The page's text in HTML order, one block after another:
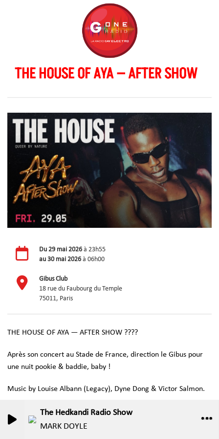
The Hedkandi Radio Show
MARK DOYLE
THE HOUSE OF AYA — AFTER SHOW
0
Du 29 mai 2026 à 23h55
au 30 mai 2026 à 06h00
Gibus Club
18 rue du Faubourg du Temple
75011, Paris
THE HOUSE OF AYA — AFTER SHOW ????
Après son concert au Stade de France, direction le Gibus pour
une nuit pookie & baddie, baby !
Music by Louise Albann (Legacy), Dyne Dong & Victor Salmon.